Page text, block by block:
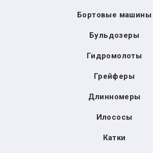
Бортовые машины
Бульдозеры
Гидромолоты
Грейферы
Длинномеры
Илососы
Катки